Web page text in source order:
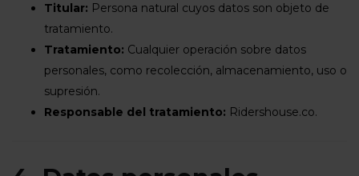
Titular: Persona natural cuyos datos son objeto de
tratamiento.
Tratamiento: Cualquier operación sobre datos
personales, como recolección, almacenamiento, uso o
supresión.
Responsable del tratamiento: Ridershouse.co.